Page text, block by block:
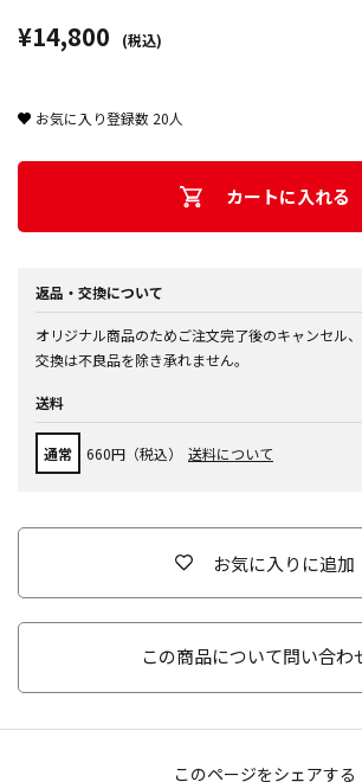
¥14,800 (税込)
お気に入り登録数 20人
カートに入れる
返品・交換について
オリジナル商品のためご注文完了後のキャンセル、
交換は不良品を除き承れません。
送料
通常 660円（税込） 送料について
お気に入りに追加
この商品について問い合わ
このページをシェアする